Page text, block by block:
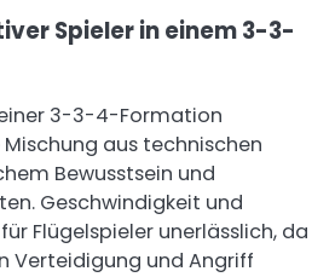
Spieler in einem 3-3-
3-3-4-Formation
aus technischen
Bewusstsein und
Geschwindigkeit und
Flügelspieler unerlässlich, da
Verteidigung und Angriff